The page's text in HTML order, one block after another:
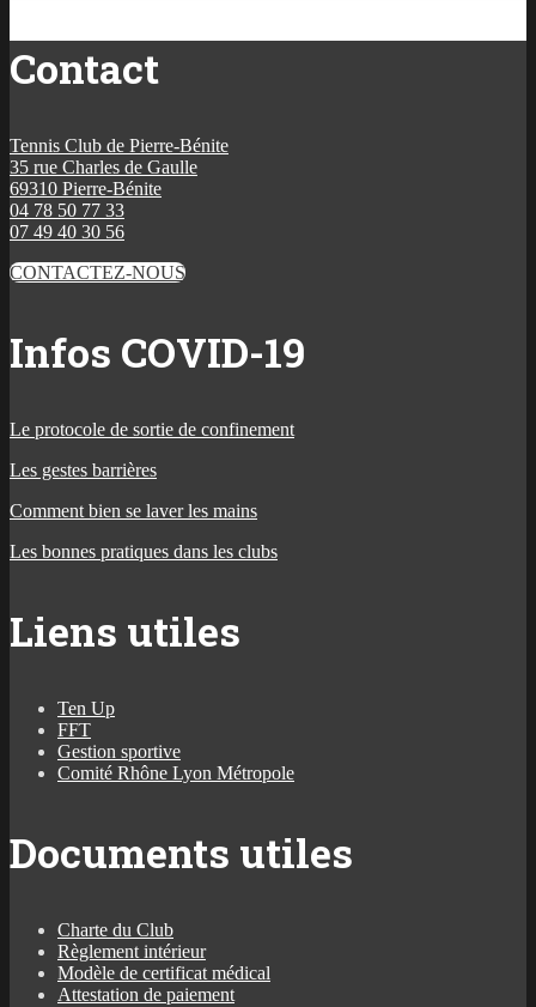
Contact
Tennis Club de Pierre-Bénite
35 rue Charles de Gaulle
69310 Pierre-Bénite
04 78 50 77 33
07 49 40 30 56
CONTACTEZ-NOUS
Infos COVID-19
Le protocole de sortie de confinement
Les gestes barrières
Comment bien se laver les mains
Les bonnes pratiques dans les clubs
Liens utiles
Ten Up
FFT
Gestion sportive
Comité Rhône Lyon Métropole
Documents utiles
Charte du Club
Règlement intérieur
Modèle de certificat médical
Attestation de paiement